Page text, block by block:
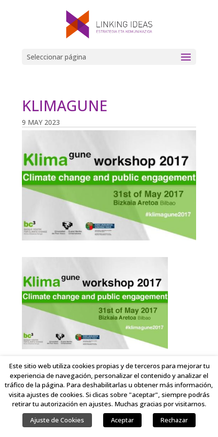
Seleccionar página
KLIMAGUNE
9 MAY 2023
COPYRIGHT © 2023 LINKING IDEAS. TODOS LOS DERECHOS RESERVADOS.
Este sitio web utiliza cookies propias y de terceros para mejorar tu
experiencia de navegación, personalizar el contenido y analizar el
tráfico de la página. Para deshabilitarlas u obtener más información,
visita ajustes de cookies. Si clicas sobre "aceptar", siempre podrás
retirar tu autorización en ajustes. Muchas gracias por visitarnos.
Ajuste de Cookies
Aceptar Rechazar